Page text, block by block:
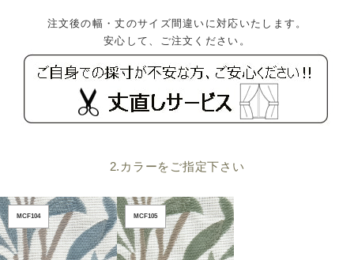
注文後の幅・丈のサイズ間違いに対応いたします。
安心して、ご注文ください。
2.カラーをご指定下さい
MCF104 MCF105